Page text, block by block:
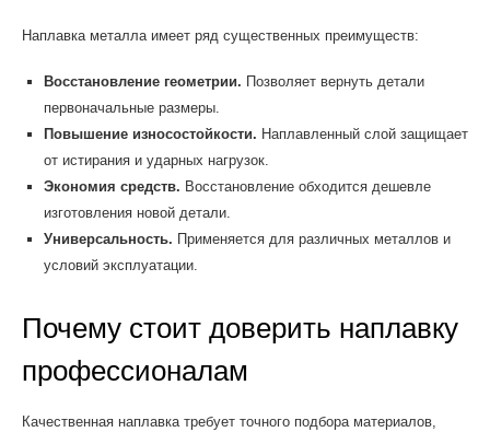
Наплавка металла имеет ряд существенных преимуществ:
Восстановление геометрии. Позволяет вернуть детали
первоначальные размеры.
Повышение износостойкости. Наплавленный слой защищает
от истирания и ударных нагрузок.
Экономия средств. Восстановление обходится дешевле
изготовления новой детали.
Универсальность. Применяется для различных металлов и
условий эксплуатации.
Почему стоит доверить наплавку
профессионалам
Качественная наплавка требует точного подбора материалов,